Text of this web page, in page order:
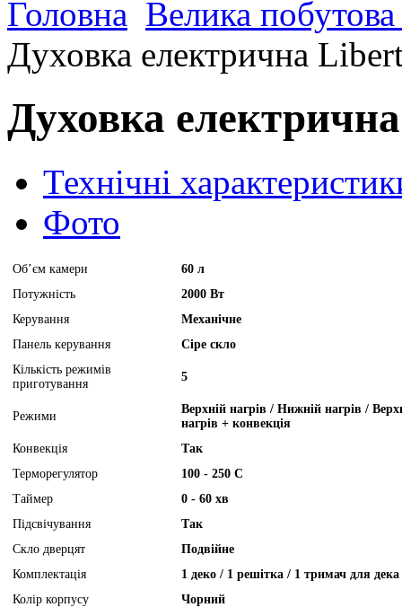
Головна Велика побутова
Духовка електрична
Духовка
Технічні
Фото
Об’єм камери
60 л
Потужність
2000 Вт
Керування
Механічне
Панель керування
Сіре скло
Кількість режимів
приготування
5
Режими
Верхній нагрів / Нижній нагрів /
нагрів + конвекція
Конвекція
Так
Терморегулятор
100 - 250 С
Таймер
0 - 60 хв
Підсвічування
Так
Скло дверцят
Подвійне
Комплектація
1 деко / 1 решітка / 1 тримач для
Колір корпусу
Чорний